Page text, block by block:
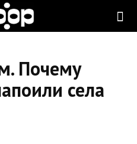
Почему
села